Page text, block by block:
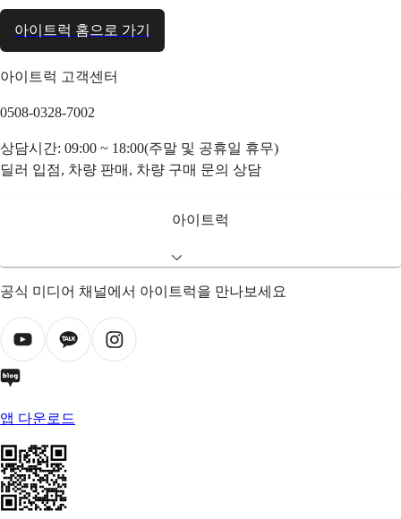
아이트럭 홈으로 가기
아이트럭 고객센터
0508-0328-7002
상담시간: 09:00 ~ 18:00(주말 및 공휴일 휴무)
딜러 입점, 차량 판매, 차량 구매 문의 상담
아이트럭
공식 미디어 채널에서 아이트럭을 만나보세요
앱 다운로드